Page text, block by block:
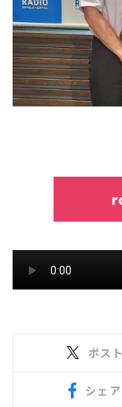
ポスト
シェア